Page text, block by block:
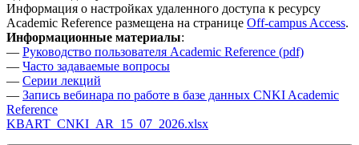
Информация о настройках удаленного доступа к ресурсу
Academic Reference размещена на странице Off-campus Access.
Информационные материалы:
— Руководство пользователя Academic Reference (pdf)
— Часто задаваемые вопросы
— Серии лекций
— Запись вебинара по работе в базе данных CNKI Academic
Reference
KBART_CNKI_AR_15_07_2026.xlsx